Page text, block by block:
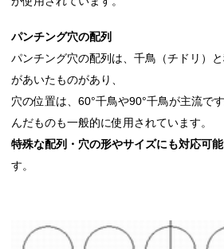
パンチング穴の配列
パンチング穴の配列は、千鳥（チドリ）
があいたものがあり、
穴の位置は、60°千鳥や90°千鳥が主流で
んだものも一般的に使用されています。
特殊な配列・穴の形やサイズにも対応可能
す。